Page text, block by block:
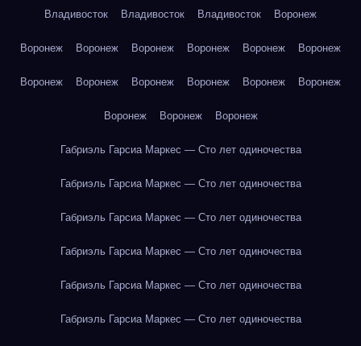
Владивосток Владивосток Владивосток Воронеж
Воронеж Воронеж Воронеж Воронеж Воронеж Воронеж
Воронеж Воронеж Воронеж Воронеж Воронеж Воронеж
Воронеж Воронеж Воронеж
Габриэль Гарсиа Маркес — Сто лет одиночества
Габриэль Гарсиа Маркес — Сто лет одиночества
Габриэль Гарсиа Маркес — Сто лет одиночества
Габриэль Гарсиа Маркес — Сто лет одиночества
Габриэль Гарсиа Маркес — Сто лет одиночества
Габриэль Гарсиа Маркес — Сто лет одиночества